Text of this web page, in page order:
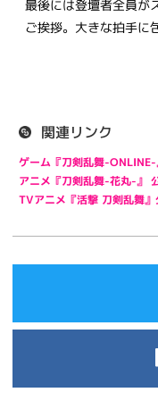
最後には登壇者全員が
ご挨拶。大きな拍手に
関連リンク
ゲーム『刀剣乱舞-ONLINE-
アニメ『刀剣乱舞-花丸-』
TVアニメ『活撃 刀剣乱舞』